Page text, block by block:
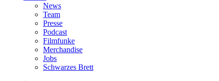
News
Team
Pres­se
Pod­cast
Film­fun­ke
Mer­chan­di­se
Jobs
Schwar­zes Brett